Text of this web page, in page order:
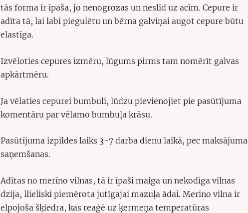
tās forma ir īpaša, jo nenogrozas un neslīd uz acīm. Cepure ir
adīta tā, lai labi piegulētu un bērna galviņai augot cepure būtu
elastīga.
Izvēloties cepures izmēru, lūgums pirms tam nomērīt galvas
apkārtmēru.
Ja vēlaties cepurei bumbuli, lūdzu pievienojiet pie pasūtījuma
komentāru par vēlamo bumbuļa krāsu.
Pasūtījuma izpildes laiks 3-7 darba dienu laikā, pec maksājuma
saņemšanas.
Adītas no merīno vilnas, tā ir īpaši maiga un nekodīga vilnas
dzija, llieliski piemērota jutīgajai mazuļa ādai. Merino vilna ir
elpojoša šķiedra, kas reaģē uz ķermeņa temperatūras